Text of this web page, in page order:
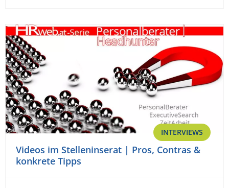
INTERVIEWS
Videos im Stelleninserat | Pros, Contras &
konkrete Tipps